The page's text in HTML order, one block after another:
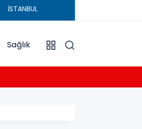
Sağlık